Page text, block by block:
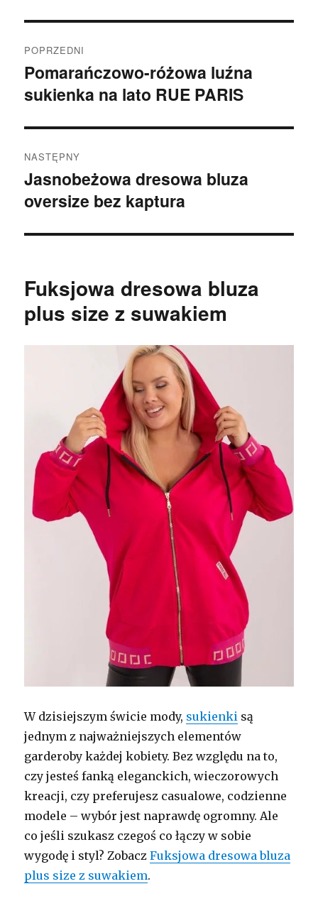
wpisu
POPRZEDNI
Poprzedni
wpis:
Pomarańczowo-różowa luźna
sukienka na lato RUE PARIS
NASTĘPNY
Następny
wpis:
Jasnobeżowa dresowa bluza
oversize bez kaptura
Fuksjowa dresowa bluza
plus size z suwakiem
W dzisiejszym świcie mody, sukienki są
jednym z najważniejszych elementów
garderoby każdej kobiety. Bez względu na to,
czy jesteś fanką eleganckich, wieczorowych
kreacji, czy preferujesz casualowe, codzienne
modele – wybór jest naprawdę ogromny. Ale
co jeśli szukasz czegoś co łączy w sobie
wygodę i styl? ZobaczFuksjowa dresowa bluza
plus size z suwakiem.